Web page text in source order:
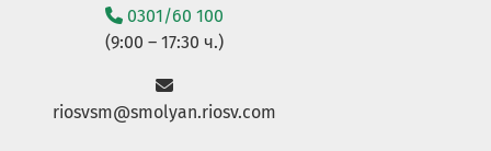
0301/60 100
(9:00 – 17:30 ч.)
riosvsm@smolyan.riosv.com